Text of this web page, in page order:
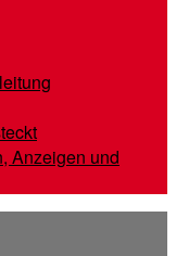
Anzeigen und